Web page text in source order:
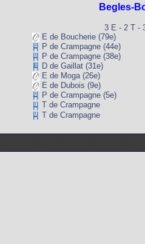
Begles-
3 E - 2 T -
E de Boucherie (79e)
P de Crampagne (44e)
P de Crampagne (38e)
D de Gaillat (31e)
E de Moga (26e)
E de Dubois (9e)
P de Crampagne (5e)
T de Crampagne
T de Crampagne